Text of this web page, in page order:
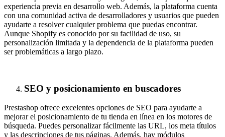
experiencia previa en desarrollo web. Además, la plataforma cuenta
con una comunidad activa de desarrolladores y usuarios que pueden
ayudarte a resolver cualquier problema que puedas encontrar.
Aunque Shopify es conocido por su facilidad de uso, su
personalización limitada y la dependencia de la plataforma pueden
ser problemáticas a largo plazo.
SEO y posicionamiento en buscadores
Prestashop ofrece excelentes opciones de SEO para ayudarte a
mejorar el posicionamiento de tu tienda en línea en los motores de
búsqueda. Puedes personalizar fácilmente las URL, los meta títulos
y las descripciones de tus páginas. Además, hay módulos